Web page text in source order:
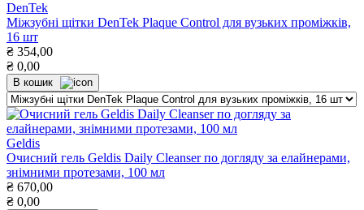
DenTek
Міжзубні щітки DenTek Plaque Control для вузьких проміжків,
16 шт
₴ 354,00
₴ 0,00
В кошик
Geldis
Очисний гель Geldis Daily Cleanser по догляду за елайнерами,
знімними протезами, 100 мл
₴ 670,00
₴ 0,00